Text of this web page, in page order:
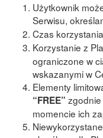
Użytkownik
Serwisu,
Czas
Korzystanie z
ograniczone w
wskazanymi w
Elementy
“FREE”
momencie ich